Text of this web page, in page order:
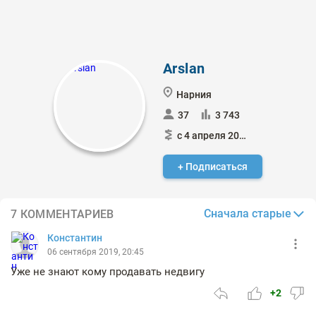
Arslan
Нарния
37
3 743
с 4 апреля 2018
+ Подписаться
7 КОММЕНТАРИЕВ Сначала старые
Константин
06 сентября 2019, 20:45
Уже не знают кому продавать недвигу
+2